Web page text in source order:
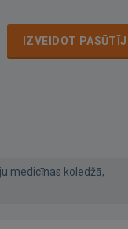
IZVEIDOT
medicīnas koledžā,